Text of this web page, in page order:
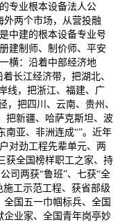
专业根本设备法人公
外两个市场，从营投融
中建的根本设备专业号
建制师、制价师、平安
横：沿着中部经济地
长江经济带，把湖北、
线，把浙江、福建、广
，把四川、云南、贵州、
把新疆、哈萨克斯坦、波
南亚、非洲连成“”。近年
对劲工程先辈单元、两
获全国榜样职工之家、持
司两获“鲁班”、七获“全
施工示范工程、获省部级
国五一巾帼标兵、全国
企业家、全国青年岗亭妙